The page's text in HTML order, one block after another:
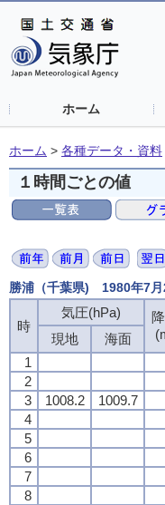
ホーム
ホーム > 各種データ・資料
１時間ごとの値
勝浦（千葉県) 1980年7
時
気圧(hPa)
現地
海面
1
2
3
1008.2 1009.7
4
5
6
7
8